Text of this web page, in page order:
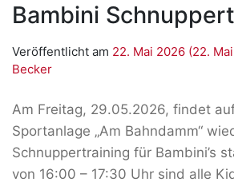
Bambini
Veröffentlicht am 22. Mai 2026 (22.
Becker
Am Freitag, 29.05.2026, findet
Sportanlage „Am Bahndamm“
Schnuppertraining für Bambini’s
von 16:00 – 17:30 Uhr sind alle